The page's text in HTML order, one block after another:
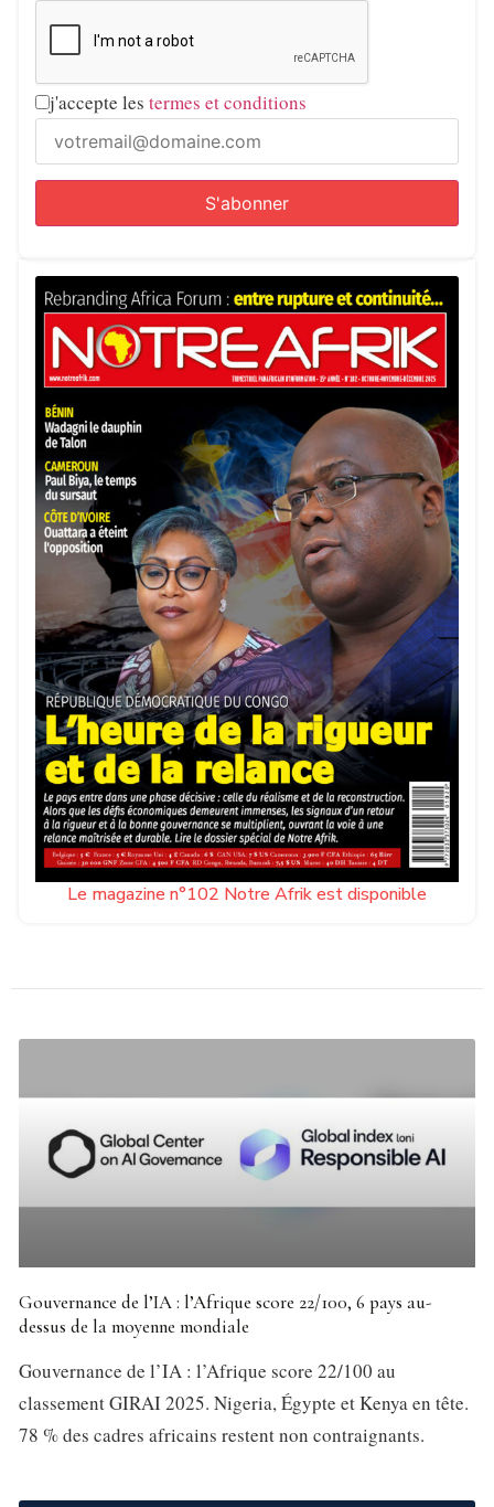
j'accepte les termes et conditions
Le magazine n°102 Notre Afrik est disponible
Gouvernance de l’IA : l’Afrique score 22/100, 6 pays au-
dessus de la moyenne mondiale
Gouvernance de l’IA : l’Afrique score 22/100 au
classement GIRAI 2025. Nigeria, Égypte et Kenya en tête.
78 % des cadres africains restent non contraignants.